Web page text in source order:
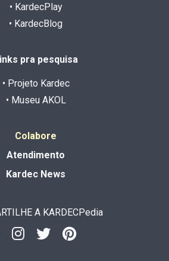
• KardecPlay
• KardecBlog
pra pesquisa
• Projeto Kardec
• Museu AKOL
Colabore
Atendimento
Kardec News
A KARDECPedia